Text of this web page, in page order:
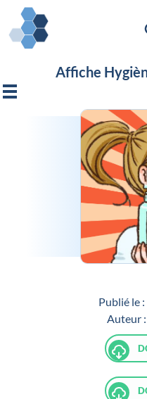
Affiche
Publié le :
Auteur :